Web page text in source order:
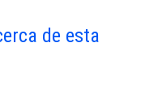
de esta